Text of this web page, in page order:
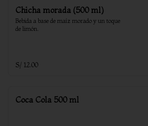
Chicha morada (500 ml)
Bebida a base de maíz morado y un toque
de limón.
S/ 12.00
Coca Cola 500 ml